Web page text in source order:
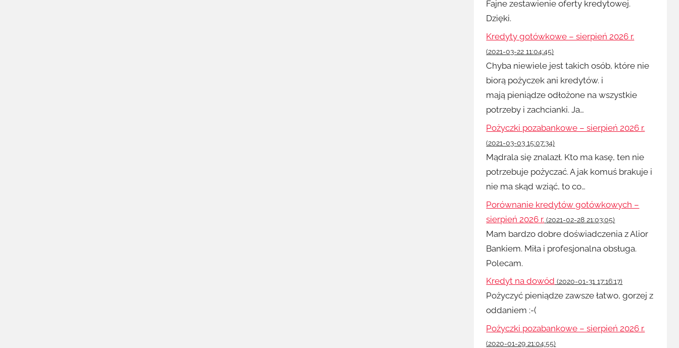
Fajne zestawienie oferty kredytowej.
Dzięki.
Kredyty gotówkowe – sierpień 2026 r.
(2021-03-22 11:04:45)
Chyba niewiele jest takich osób, które nie
biorą pożyczek ani kredytów. i
mają pieniądze odłożone na wszystkie
potrzeby i zachcianki. Ja…
Pożyczki pozabankowe – sierpień 2026 r.
(2021-03-03 15:07:34)
Mądrala się znalazł. Kto ma kasę, ten nie
potrzebuje pożyczać. A jak komuś brakuje i
nie ma skąd wziąć, to co…
Porównanie kredytów gotówkowych –
sierpień 2026 r. (2021-02-28 21:03:05)
Mam bardzo dobre doświadczenia z Alior
Bankiem. Miła i profesjonalna obsługa.
Polecam.
Kredyt na dowód (2020-01-31 17:16:17)
Pożyczyć pieniądze zawsze łatwo, gorzej z
oddaniem :-(
Pożyczki pozabankowe – sierpień 2026 r.
(2020-01-29 21:04:55)